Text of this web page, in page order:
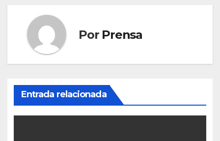
Por Prensa
Entrada relacionada